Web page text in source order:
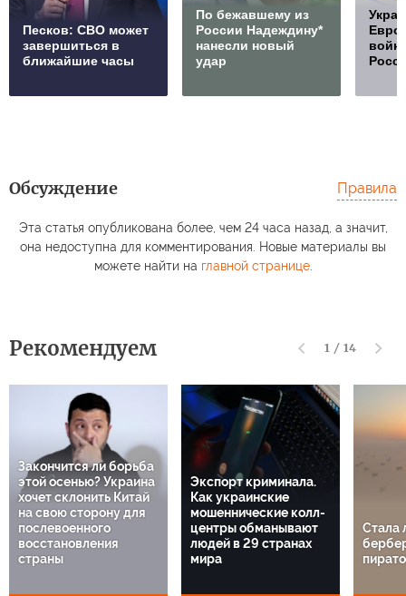
Песков: СВО может
завершиться в
ближайшие часы
По бежавшему из
России Надеждину*
нанесли новый
удар
Обсуждение Правила
Эта статья опубликована более, чем 24 часа назад, а значит,
она недоступна для комментирования. Новые материалы вы
можете найти на главной странице.
Рекомендуем 1 / 14
Закончится ли борьба
этой осенью? Украина
хочет склонить Китай
на свою сторону для
послевоенного
восстановления
страны
Экспорт криминала.
Как украинские
мошеннические колл-
центры обманывают
людей в 29 странах
мира
Стала